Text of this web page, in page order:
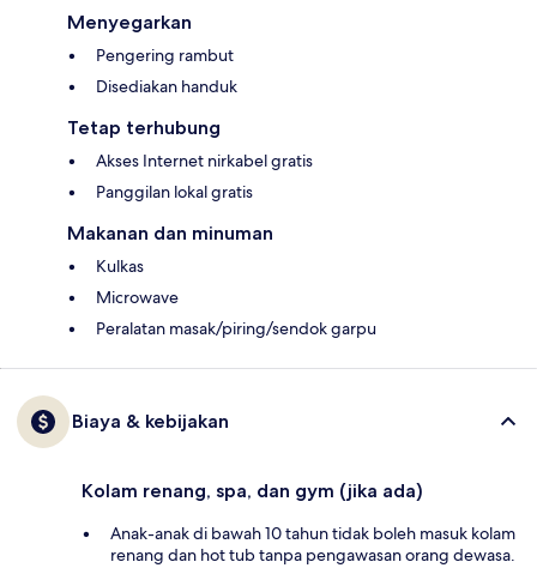
Menyegarkan
Pengering rambut
Disediakan handuk
Tetap terhubung
Akses Internet nirkabel gratis
Panggilan lokal gratis
Makanan dan minuman
Kulkas
Microwave
Peralatan masak/piring/sendok garpu
Biaya & kebijakan
Kolam renang, spa, dan gym (jika ada)
Anak-anak di bawah 10 tahun tidak boleh masuk kolam
renang dan hot tub tanpa pengawasan orang dewasa.